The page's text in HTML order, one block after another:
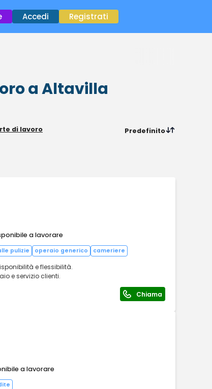
Accedi Registrati
a Altavilla
di lavoro
Predefinito
a lavorare
pulizie operaio generico cameriere
e flessibilità.
e servizio clienti.
Chiama
a lavorare